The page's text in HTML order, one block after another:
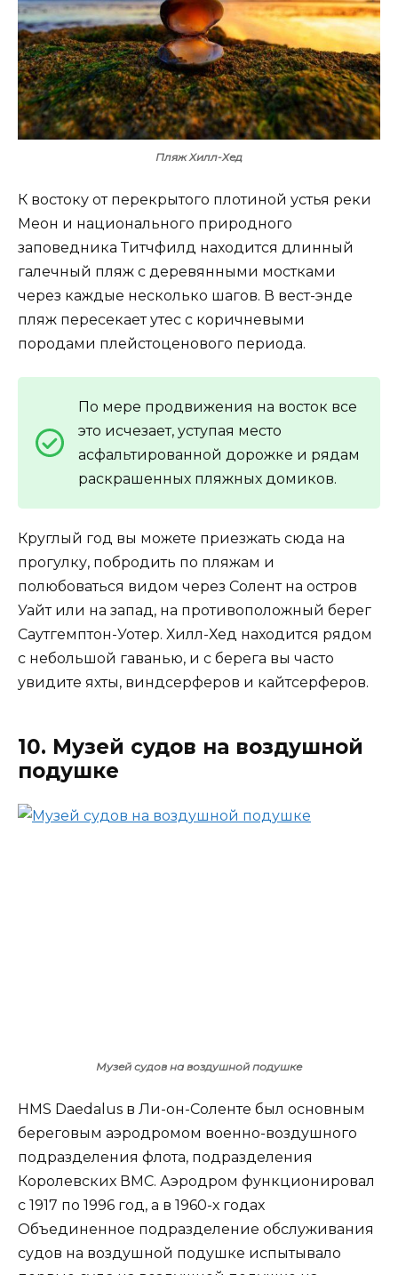
Пляж Хилл-Хед
К востоку от перекрытого плотиной устья реки
Меон и национального природного
заповедника Титчфилд находится длинный
галечный пляж с деревянными мостками
через каждые несколько шагов. В вест-энде
пляж пересекает утес с коричневыми
породами плейстоценового периода.
По мере продвижения на восток все
это исчезает, уступая место
асфальтированной дорожке и рядам
раскрашенных пляжных домиков.
Круглый год вы можете приезжать сюда на
прогулку, побродить по пляжам и
полюбоваться видом через Солент на остров
Уайт или на запад, на противоположный берег
Саутгемптон-Уотер. Хилл-Хед находится рядом
с небольшой гаванью, и с берега вы часто
увидите яхты, виндсерферов и кайтсерферов.
10. Музей судов на воздушной
подушке
Музей судов на воздушной подушке
HMS Daedalus в Ли-он-Соленте был основным
береговым аэродромом военно-воздушного
подразделения флота, подразделения
Королевских ВМС. Аэродром функционировал
с 1917 по 1996 год, а в 1960-х годах
Объединенное подразделение обслуживания
судов на воздушной подушке испытывало